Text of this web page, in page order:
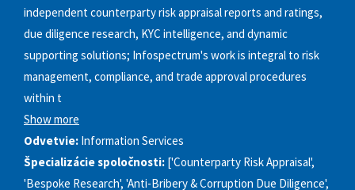
independent counterparty risk appraisal reports and ratings,
due diligence research, KYC intelligence, and dynamic
supporting solutions; Infospectrum's work is integral to risk
management, compliance, and trade approval procedures
within t
Show more
Odvetvie: Information Services
Špecializácie spoločnosti: ['Counterparty Risk Appraisal',
'Bespoke Research', 'Anti-Bribery & Corruption Due Diligence',